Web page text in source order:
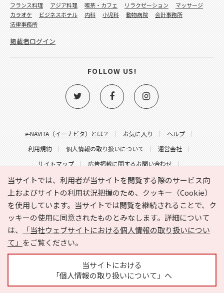
当サイトでは、利用者が当サイトを閲覧する際のサービス向
上およびサイトの利用状況把握のため、クッキー（Cookie）
を使用しています。当サイトでは閲覧を継続されることで、ク
ッキーの使用に同意されたものとみなします。詳細について
は、
「当社ウェブサイトにおける個人情報の取り扱いについ
て」 をご覧ください。
当サイトにおける
「個人情報の取り扱いについて」へ
e-NAVITA（イーナビタ）とは？ お気に入り
ヘルプ
利用規約
個人情報の取り扱いについて
運営会社
サイトマップ
広告掲載に関するお問い合わせ
サイトの内容に関するお問い合わせ
フランス料理
アジア料理 喫茶・カフェ リラクゼーション
マッサージ
カラオケ
ビジネスホテル 内科 小児科 動物病院
会計事務所
法律事務所
掲載者ログイン
FOLLOW US!
Copyright © HYOJITO.Co.,Ltd. All Rights Reserved.